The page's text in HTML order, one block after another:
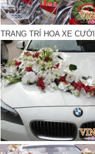
TRANG TRÍ HOA XE CƯỚI